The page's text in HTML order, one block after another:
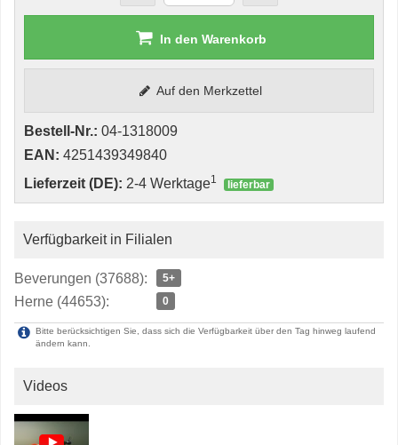
In den Warenkorb
Auf den Merkzettel
Bestell-Nr.: 04-1318009
EAN: 4251439349840
Lieferzeit (DE): 2-4 Werktage1 lieferbar
Verfügbarkeit in Filialen
Beverungen (37688): 5+
Herne (44653): 0
Bitte berücksichtigen Sie, dass sich die Verfügbarkeit über den Tag hinweg laufend
ändern kann.
Videos